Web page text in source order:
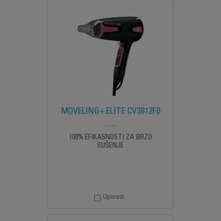
MOVELING+ ELITE CV3812F0
100% EFIKASNOSTI ZA BRZO
SUŠENJE
Uporedi